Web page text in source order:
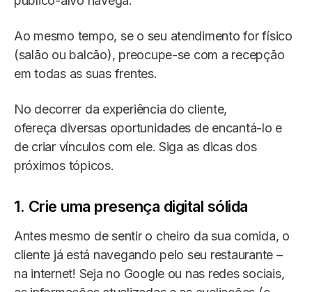
Ao mesmo tempo, se o seu atendimento for físico
(salão ou balcão), preocupe-se com a recepção
em todas as suas frentes.
No decorrer da experiência do cliente,
ofereça diversas oportunidades de encantá-lo e
de criar vínculos com ele. Siga as dicas dos
próximos tópicos.
1. Crie uma presença digital sólida
Antes mesmo de sentir o cheiro da sua comida, o
cliente já está navegando pelo seu restaurante –
na internet! Seja no Google ou nas redes sociais,